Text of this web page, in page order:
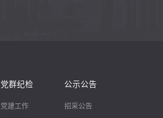
党群纪检
党建工作
公示公告
招采公告